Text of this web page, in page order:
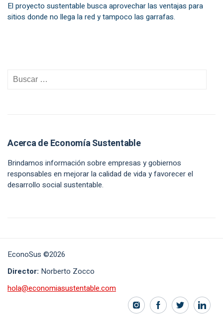
El proyecto sustentable busca aprovechar las ventajas para
sitios donde no llega la red y tampoco las garrafas.
Acerca de Economía Sustentable
Brindamos información sobre empresas y gobiernos
responsables en mejorar la calidad de vida y favorecer el
desarrollo social sustentable.
EconoSus ©2026
Director: Norberto Zocco
hola@economiasustentable.com